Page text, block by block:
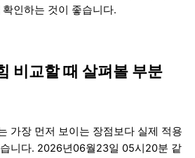
인하는 것이 좋습니다.
비교할 때 살펴볼 부분
가장 먼저 보이는 장점보다 실제 적용
니다. 2026년06월23일 05시20분 같